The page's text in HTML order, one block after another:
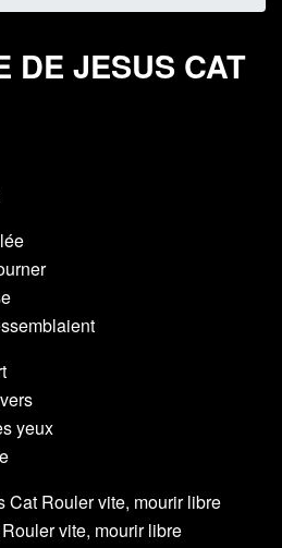
DE JESUS CAT
yeux
Cat Rouler vite, mourir libre
vite, mourir libre